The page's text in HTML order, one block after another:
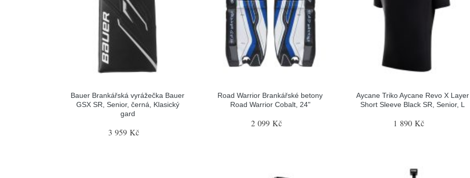
Bauer Brankářská vyrážečka Bauer
GSX SR, Senior, černá, Klasický
gard
3 959 Kč
Road Warrior Brankářské betony
Road Warrior Cobalt, 24"
2 099 Kč
Aycane Triko Aycane Revo X Layer
Short Sleeve Black SR, Senior, L
1 890 Kč